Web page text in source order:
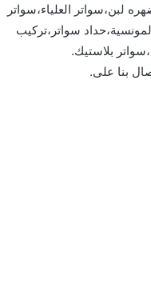
لبن،سواتر العلياء،سواتر
سواتر،تركيب
بلاستيك.
بنا على.